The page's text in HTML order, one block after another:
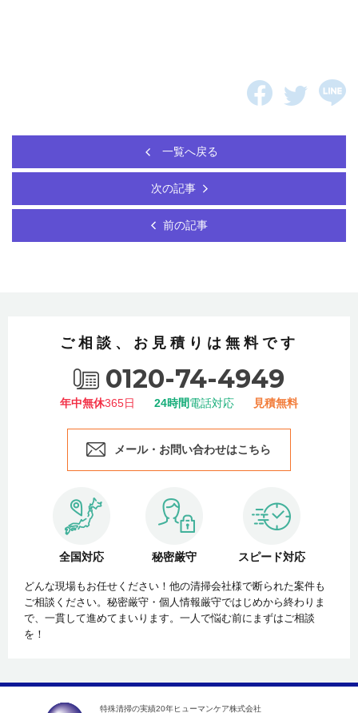
一覧へ戻る
次の記事
前の記事
ご相談、お見積りは無料です
0120-74-4949
年中無休365日 24時間電話対応 見積無料
メール・お問い合わせはこちら
全国対応 秘密厳守 スピード対応
どんな現場もお任せください！他の清掃会社様で断られた案件も
ご相談ください。秘密厳守・個人情報厳守ではじめから終わりま
で、一貫して進めてまいります。一人で悩む前にまずはご相談
を！
特殊清掃の実績20年ヒューマンケア株式会社